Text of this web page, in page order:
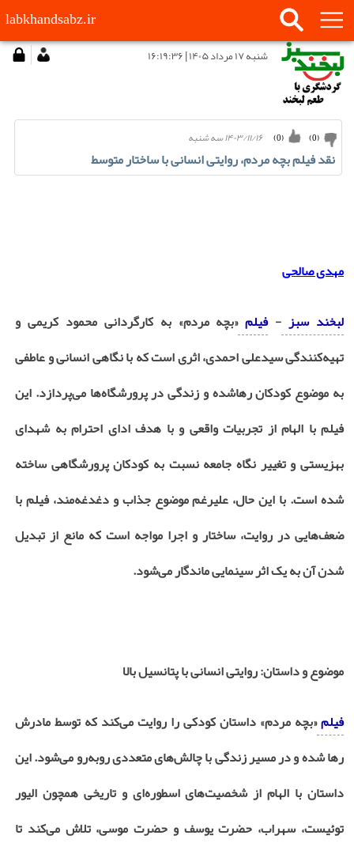
labkhandsabz.ir
شنبه ۱۷ مرداد ۱۴۰۵ | ۱۶:۱۹:۳۶
۱۴۰۳/۱۱/۱۶ سه شنبه (
0
) (
0
)
نقد فیلم بچه مردم، روایتی انسانی با ساختار متوسط
مهدی صالحی
لبخند سبز -فیلم«بچه مردم» به کارگردانی محمود کریمی و
تهیه‌کنندگی سیدعلی احمدی، اثری است که با نگاهی انسانی و عاطفی
به موضوع کودکان رهاشده و زندگی در پرورشگاه‌ها می‌پردازد. این
فیلم با الهام از تجربیات واقعی و با هدف ادای احترام به شهدای
بهزیستی و تغییر نگاه جامعه نسبت به کودکان پرورشگاهی ساخته
شده است. با این حال، علیرغم موضوع جذاب و دغدغه‌مند، فیلم با
ضعف‌هایی در روایت، ساختار و اجرا مواجه است که مانع از تبدیل
شدن آن به یک اثر سینمایی ماندگار می‌شود.
موضوع و داستان: روایتی انسانی با پتانسیل بالا
فیلم«بچه مردم» داستان کودکی را روایت می‌کند که توسط مادرش
رها شده و در مسیر زندگی با چالش‌های متعددی روبه‌رو می‌شود. این
داستان با الهام از شخصیت‌های اسطوره‌ای و تاریخی همچون الیور
توئیست، سهراب، حضرت یوسف و حضرت موسی، تلاش می‌کند تا